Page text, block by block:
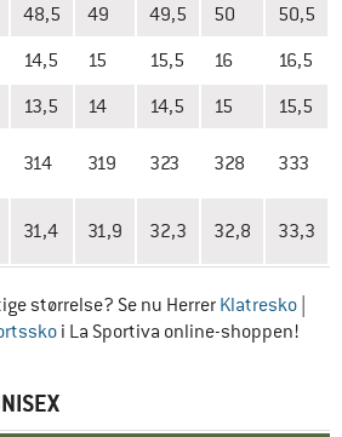
48,5 49 49,5 50 50,5
14,5 15 15,5 16 16,5
13,5 14 14,5 15 15,5
314 319 323 328 333
31,4 31,9 32,3 32,8 33,3
størrelse? Se nu Herrer Klatresko
i La Sportiva online-shoppen!